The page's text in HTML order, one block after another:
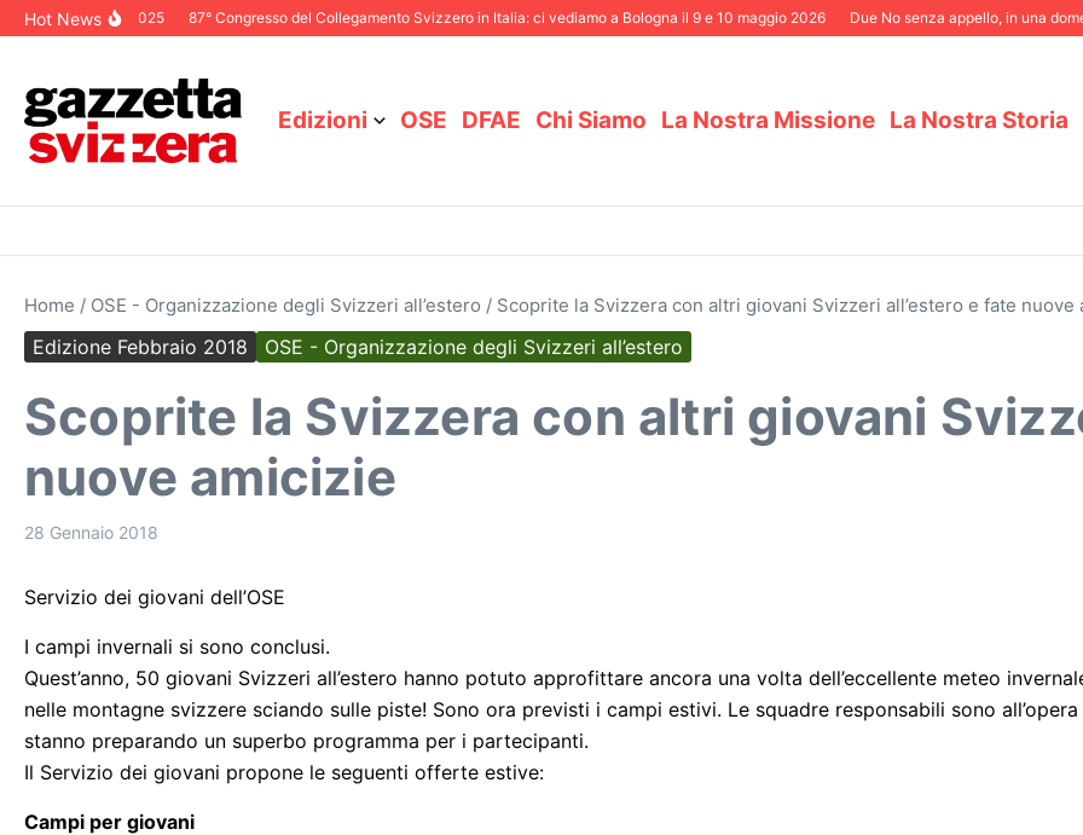
Salta al contenuto
Hot News
Dicembre 2025 87° Congresso del Collegamento Svizzero in Italia: ci vediamo a Bologna il 9 e 10 maggio 2026 Due No senza appello, in una
Edizioni OSE DFAE Chi Siamo La Nostra Missione La Nostra Storia
Home / OSE - Organizzazione degli Svizzeri all’estero / Scoprite la Svizzera con altri giovani Svizzeri all’estero e fate nuove
Edizione Febbraio 2018 OSE - Organizzazione degli Svizzeri all’estero
Scoprite la Svizzera con altri giovani
nuove amicizie
28 Gennaio 2018
Servizio dei giovani dell’OSE
I campi invernali si sono conclusi.
Quest’anno, 50 giovani Svizzeri all’estero hanno potuto approfittare ancora una volta dell’eccellente meteo
nelle montagne svizzere sciando sulle piste! Sono ora previsti i campi estivi. Le squadre responsabili sono all’opera
stanno preparando un superbo programma per i partecipanti.
Il Servizio dei giovani propone le seguenti offerte estive:
Campi per giovani